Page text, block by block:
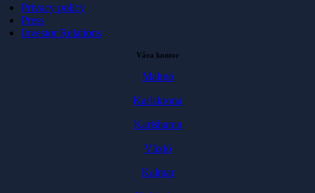
Privacy policy
Press
Investor Relations
Våra kontor
Malmö
Karlskrona
Karlshamn
Växjö
Kalmar